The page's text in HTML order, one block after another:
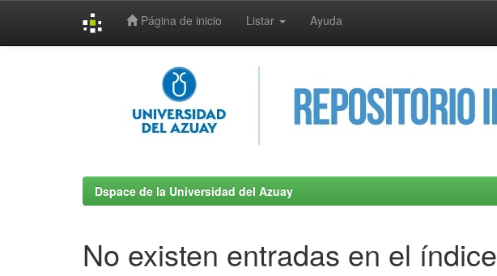
Página de inicio Listar Ayuda
Dspace de la Universidad del Azuay
No existen entradas en el índice